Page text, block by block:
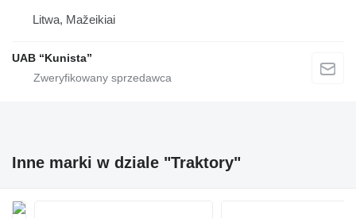
Litwa, Mažeikiai
UAB “Kunista”
Inne marki w dziale "Traktory"